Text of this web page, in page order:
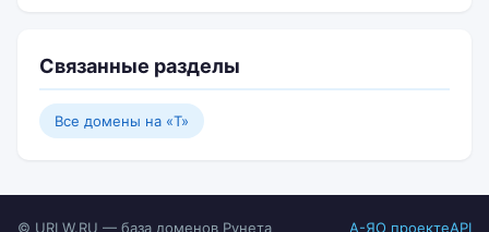
Связанные разделы
Все домены на «T»
© URLW.RU — база доменов Рунета А-ЯО проектеAPI